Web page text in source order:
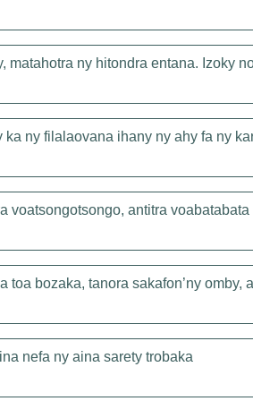
matahotra ny hitondra entana. Izoky
ka ny filalaovana ihany ny ahy fa ny
voatsongotsongo, antitra voabatabata
toa bozaka, tanora sakafon’ny omby,
nefa ny aina sarety trobaka